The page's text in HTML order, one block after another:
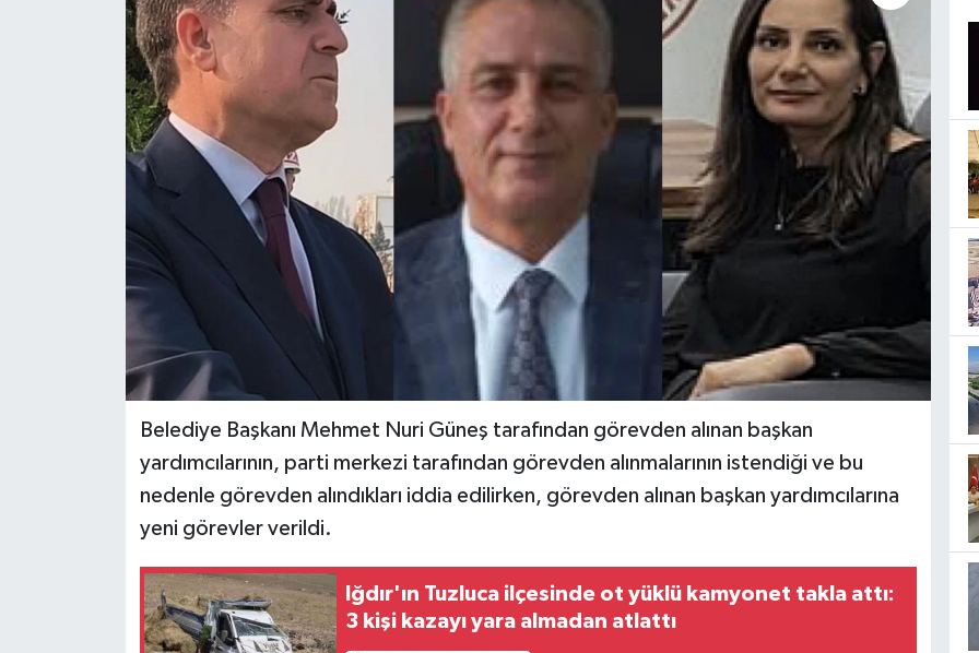
Belediye Başkanı Mehmet Nuri Güneş tarafından görevden alınan başkan
yardımcılarının, parti merkezi tarafından görevden alınmalarının istendiği ve bu
nedenle görevden alındıkları iddia edilirken, görevden alınan başkan yardımcılarına
yeni görevler verildi.
Iğdır'ın Tuzluca ilçesinde ot yüklü kamyonet takla attı:
3 kişi kazayı yara almadan atlattı